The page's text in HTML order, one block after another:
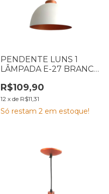
PENDENTE LUNS 1
LÂMPADA E-27 BRANCO
R$109,90
12 x de R$11,31
Só restam 2 em estoque!